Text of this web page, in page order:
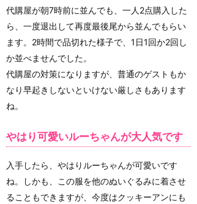
代購屋が朝7時前に並んでも、一人2点購入した
ら、一度退出して再度最後尾から並んでもらい
ます。2時間で品切れた様子で、1日1回か2回し
か並べませんでした。
代購屋の対策になりますが、普通のゲストもか
なり早起きしないといけない厳しさもあります
ね。
やはり可愛いルーちゃんが大人気です
入手したら、やはりルーちゃんが可愛いです
ね。しかも、この服を他のぬいぐるみに着させ
ることもできますが、今度はクッキーアンにも